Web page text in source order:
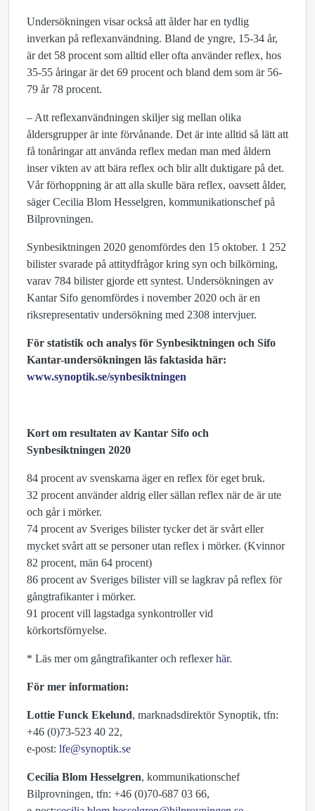
Undersökningen visar också att ålder har en tydlig
inverkan på reflexanvändning. Bland de yngre, 15-34 år,
är det 58 procent som alltid eller ofta använder reflex, hos
35-55 åringar är det 69 procent och bland dem som är 56-
79 år 78 procent.
– Att reflexanvändningen skiljer sig mellan olika
åldersgrupper är inte förvånande. Det är inte alltid så lätt att
få tonåringar att använda reflex medan man med åldern
inser vikten av att bära reflex och blir allt duktigare på det.
Vår förhoppning är att alla skulle bära reflex, oavsett ålder,
säger Cecilia Blom Hesselgren, kommunikationschef på
Bilprovningen.
Synbesiktningen 2020 genomfördes den 15 oktober. 1 252
bilister svarade på attitydfrågor kring syn och bilkörning,
varav 784 bilister gjorde ett syntest. Undersökningen av
Kantar Sifo genomfördes i november 2020 och är en
riksrepresentativ undersökning med 2308 intervjuer.
För statistik och analys för Synbesiktningen och Sifo
Kantar-undersökningen läs faktasida här:
www.synoptik.se/synbesiktningen
Kort om resultaten av Kantar Sifo och
Synbesiktningen 2020
84 procent av svenskarna äger en reflex för eget bruk.
32 procent använder aldrig eller sällan reflex när de är ute
och går i mörker.
74 procent av Sveriges bilister tycker det är svårt eller
mycket svårt att se personer utan reflex i mörker. (Kvinnor
82 procent, män 64 procent)
86 procent av Sveriges bilister vill se lagkrav på reflex för
gångtrafikanter i mörker.
91 procent vill lagstadga synkontroller vid
körkortsförnyelse.
* Läs mer om gångtrafikanter och reflexerhär.
För mer information:
Lottie Funck Ekelund, marknadsdirektör Synoptik, tfn:
+46 (0)73-523 40 22,
e-post: lfe@synoptik.se
Cecilia Blom Hesselgren, kommunikationschef
Bilprovningen, tfn: +46 (0)70-687 03 66,